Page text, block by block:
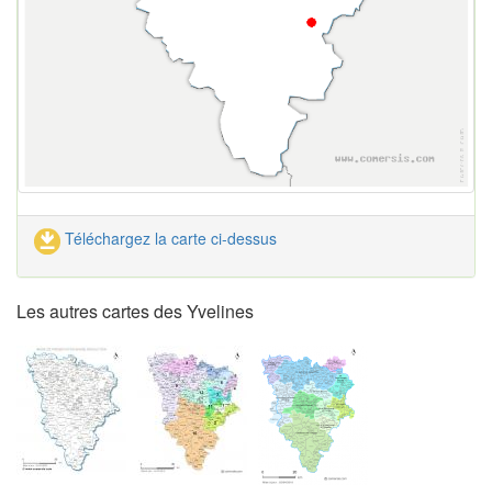
Téléchargez la carte ci-dessus
Les autres cartes des Yvelines